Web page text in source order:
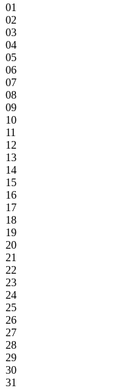
01
02
03
04
05
06
07
08
09
10
11
12
13
14
15
16
17
18
19
20
21
22
23
24
25
26
27
28
29
30
31